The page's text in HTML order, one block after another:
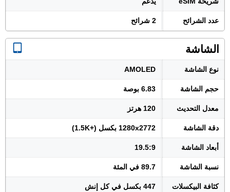
عدد الشرائح 2 شرائح
الشاشة
نوع الشاشة AMOLED
حجم الشاشة 6.83 بوصة
معدل التحديث 120 هرتز
دقة الشاشة 1280x2772 بكسل (+1.5K)
أبعاد الشاشة 19.5:9
نسبة الشاشة 89.7 في المئة
كثافة البيكسلات 447 بكسل في كل إنش